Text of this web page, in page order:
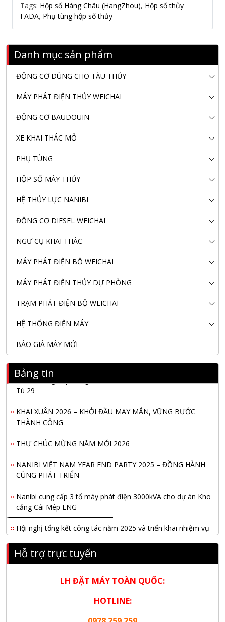
Danh mục sản phẩm
ĐỘNG CƠ DÙNG CHO TÀU THỦY
MÁY PHÁT ĐIỆN THỦY WEICHAI
ĐỘNG CƠ BAUDOUIN
XE KHAI THÁC MỎ
PHỤ TÙNG
HỘP SỐ MÁY THỦY
HỆ THỦY LỰC NANIBI
ĐỘNG CƠ DIESEL WEICHAI
NGƯ CỤ KHAI THÁC
MÁY PHÁT ĐIỆN BỘ WEICHAI
MÁY PHÁT ĐIỆN THỦY DỰ PHÒNG
TRẠM PHÁT ĐIỆN BỘ WEICHAI
HỆ THỐNG ĐIỆN MÁY
BÁO GIÁ MÁY MỚI
Bảng tin
Nanibi Cung Cấp Động Cơ Weichai Cho Tàu Vận Tải Minh
Tú 29
KHAI XUÂN 2026 – KHỞI ĐẦU MAY MẮN, VỮNG BƯỚC
THÀNH CÔNG
THƯ CHÚC MỪNG NĂM MỚI 2026
NANIBI VIỆT NAM YEAR END PARTY 2025 – ĐỒNG HÀNH
CÙNG PHÁT TRIỂN
Nanibi cung cấp 3 tổ máy phát điện 3000kVA cho dự án Kho
cảng Cái Mép LNG
Hội nghị tổng kết công tác năm 2025 và triển khai nhiệm vụ
năm 2026 do chi hội tàu du lịch Hạ Long
NANIBI khai trương văn phòng Ninh Bình & kỷ niệm 15 năm
Hỗ trợ trực tuyến
LH ĐẶT MÁY TOÀN QUỐC:
HOTLINE:
Tags: Hộp số Hàng Châu (HangZhou), Hộp số thủy
FADA, Phụ tùng hộp số thủy